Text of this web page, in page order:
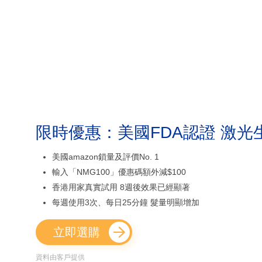
限時優惠：美國FDA認證 激光
美國amazon鎖量及評價No. 1
輸入「NMG100」優惠碼額外減$100
香港用家真實試用 8週後效果已經顯著
每週使用3次、每日25分鐘 髮量明顯增加
立即選購
資料由客戶提供